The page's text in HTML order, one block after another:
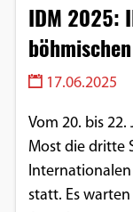
IDM 2025:
17.06.2025
Vom 20. bis
Most die dritte
statt. Es